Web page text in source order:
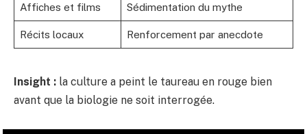
Affiches et films Sédimentation du mythe
Récits locaux Renforcement par anecdote
Insight : la culture a peint le taureau en rouge bien
avant que la biologie ne soit interrogée.